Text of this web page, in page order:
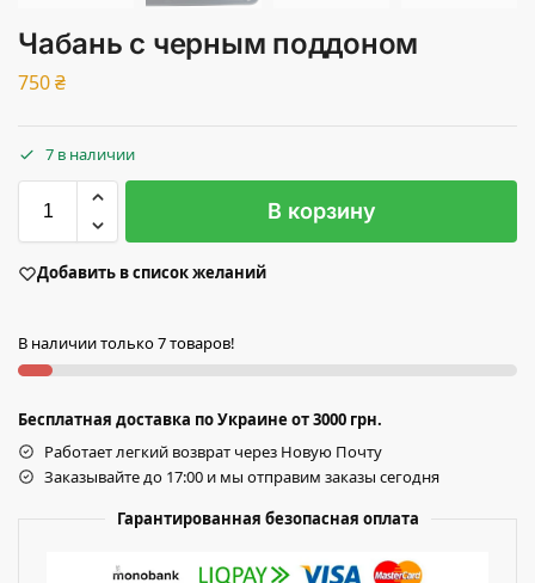
Чабань с черным поддоном
750₴
7 в наличии
В корзину
Добавить в список желаний
В наличии только 7 товаров!
Бесплатная доставка по Украине от 3000 грн.
Работает легкий возврат через Новую Почту
Заказывайте до 17:00 и мы отправим заказы сегодня
Гарантированная безопасная оплата